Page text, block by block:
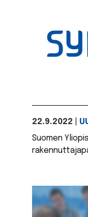
22.9.2022
Suomen